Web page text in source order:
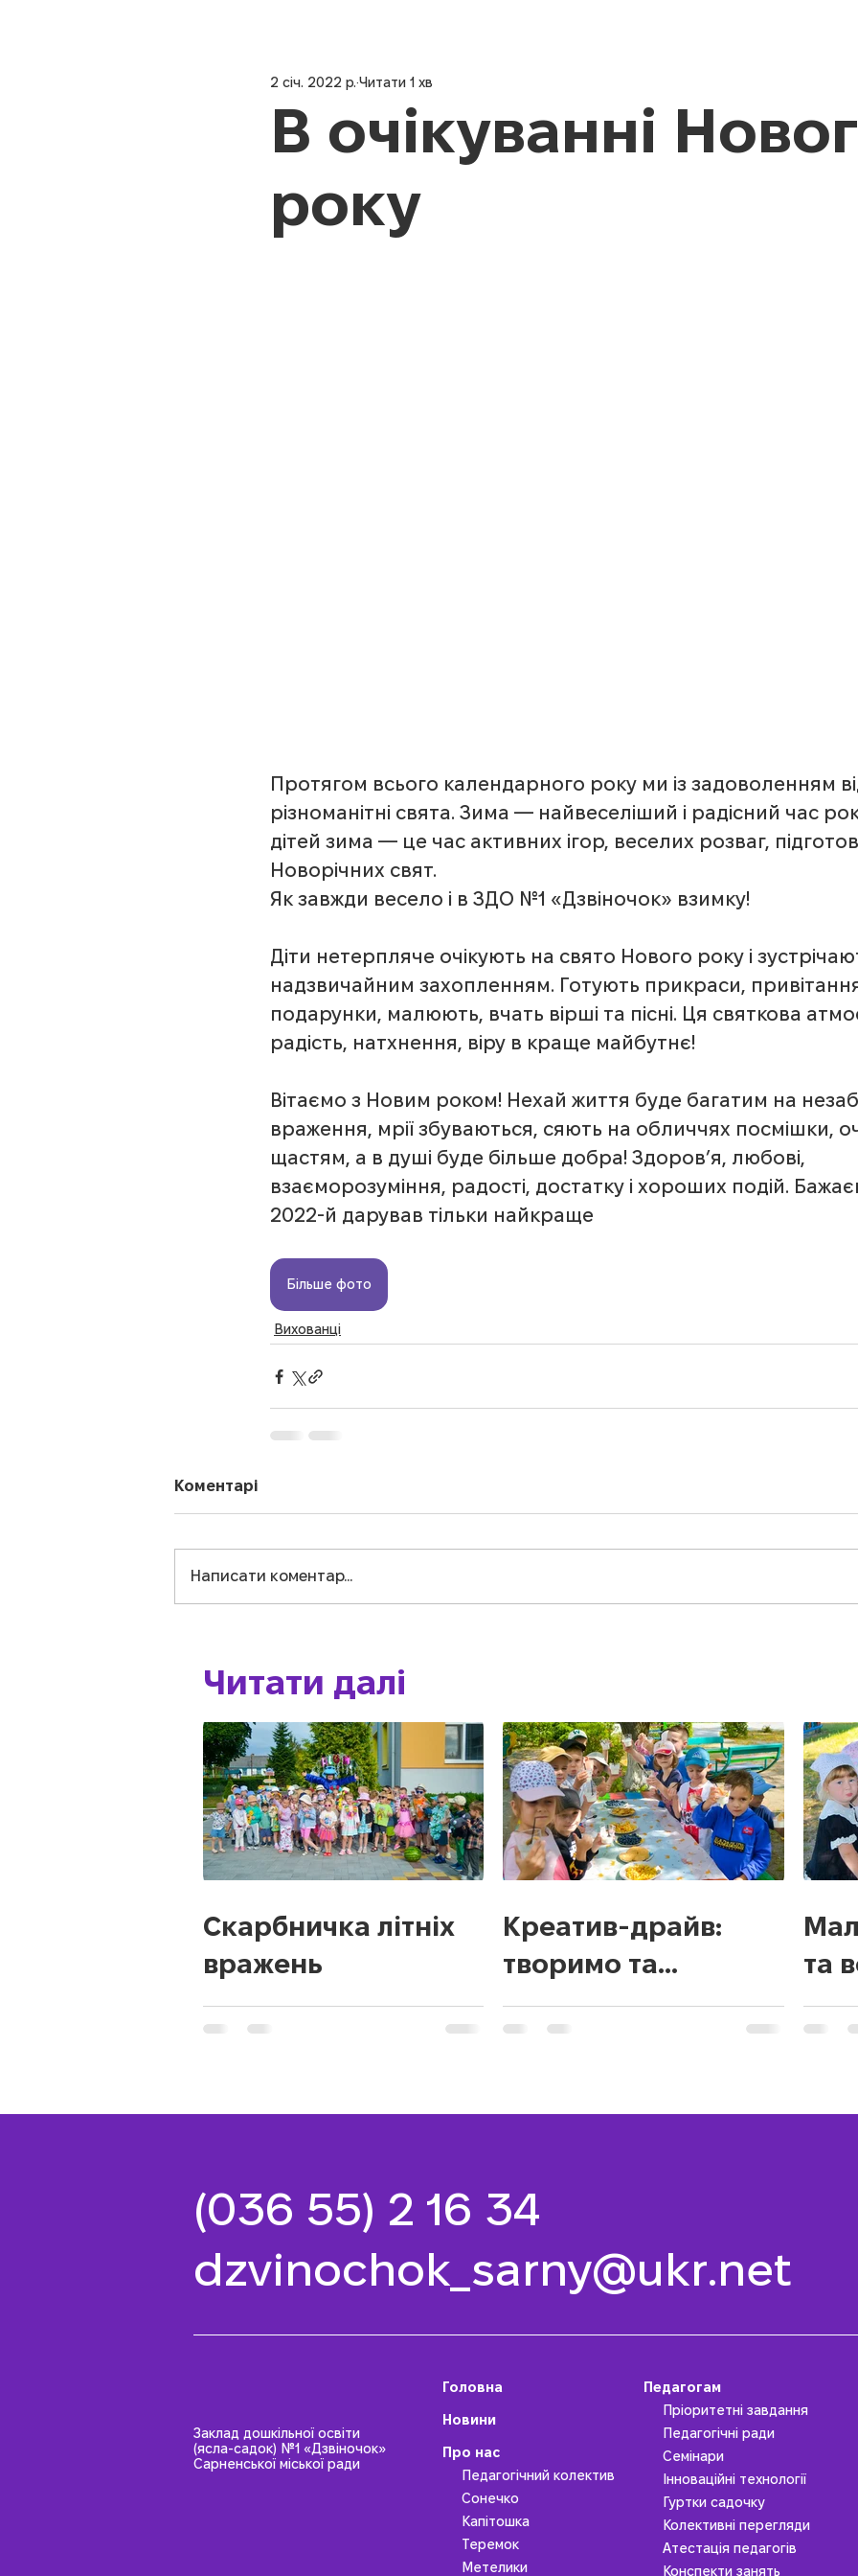
В очікуванні
року
2 січ. 2022 р. Читати 1 хв
Протягом всього календарного року ми із задоволенням
різноманітні свята. Зима — найвеселіший і радісний час
дітей зима — це час активних ігор, веселих розваг,
Новорічних свят.
Як завжди весело і в ЗДО №1 «Дзвіночок» взимку!
Діти нетерпляче очікують на свято Нового року і
надзвичайним захопленням. Готують прикраси,
подарунки, малюють, вчать вірші та пісні. Ця святкова
радість, натхнення, віру в краще майбутнє!
Вітаємо з Новим роком! Нехай життя буде багатим на
враження, мрії збуваються, сяють на обличчях посмішки,
щастям, а в душі буде більше добра! Здоров’я, любові,
взаєморозуміння, радості, достатку і хороших подій.
2022-й дарував тільки найкраще
Більше фото
Вихованці
Коментарі
Написати коментар...
Читати далі
Скарбничка літніх
вражень
Креатив-драйв:
творимо та
вигадуємо!
та
(036 55) 2 16 34
dzvinochok_sarny@ukr.net
Заклад дошкільної освіти
(ясла-садок) №1 «Дзвіночок»
Сарненської міської ради
Головна
Новини
Про нас
Педагогічний колектив
Сонечко
Капітошка
Теремок
Метелики
Педагогам
Пріоритетні завдання
Педагогічні ради
Семінари
Інноваційні технології
Гуртки садочку
Колективні перегляди
Атестація педагогів
Конспекти занять